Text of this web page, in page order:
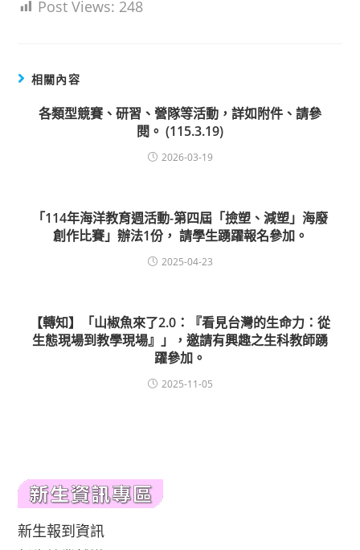
Post Views: 248
相關內容
各類型競賽、研習、營隊等活動，詳如附件、請參
閱。 (115.3.19)
2026-03-19
「114年海洋教育週活動-第四屆「撿塑、減塑」海廢
創作比賽」辦法1份， 請學生踴躍報名參加。
2025-04-23
【轉知】「山椒魚來了2.0：『看見台灣的生命力：從
生態現場到教學現場』」，邀請有興趣之生科教師踴
躍參加。
2025-11-05
新生報到資訊